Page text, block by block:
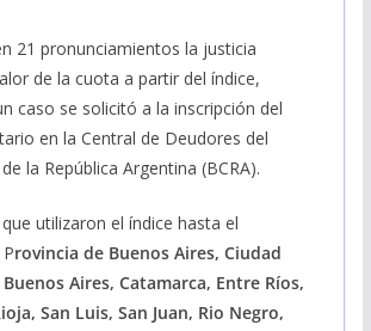
21 pronunciamientos la justicia
de la cuota a partir del índice,
caso se solicitó a la inscripción del
en la Central de Deudores del
la República Argentina (BCRA).
utilizaron el índice hasta el
rovincia de Buenos Aires, Ciudad
Aires, Catamarca, Entre Ríos,
San Luis, San Juan, Rio Negro,